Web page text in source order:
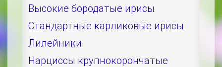
Высокие бородатые ирисы
Стандартные карликовые ирисы
Лилейники
Нарциссы крупнокорончатые